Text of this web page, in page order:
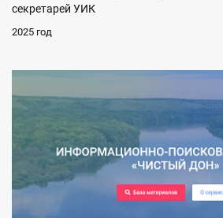
секретарей УИК
2025 год